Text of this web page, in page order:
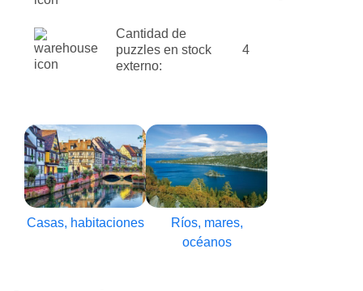
Cantidad de
puzzles en stock
externo:
4
Casas, habitaciones
Ríos, mares,
océanos